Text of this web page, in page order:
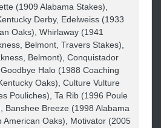
(1909 Alabama Stakes),
Derby, Edelweiss (1933
Oaks), Whirlaway (1941
Belmont, Travers Stakes),
Belmont), Conquistador
Halo (1988 Coaching
Oaks), Culture Vulture
Pouliches), Ta Rib (1996 Poule
Banshee Breeze (1998 Alabama
American Oaks), Motivator (2005